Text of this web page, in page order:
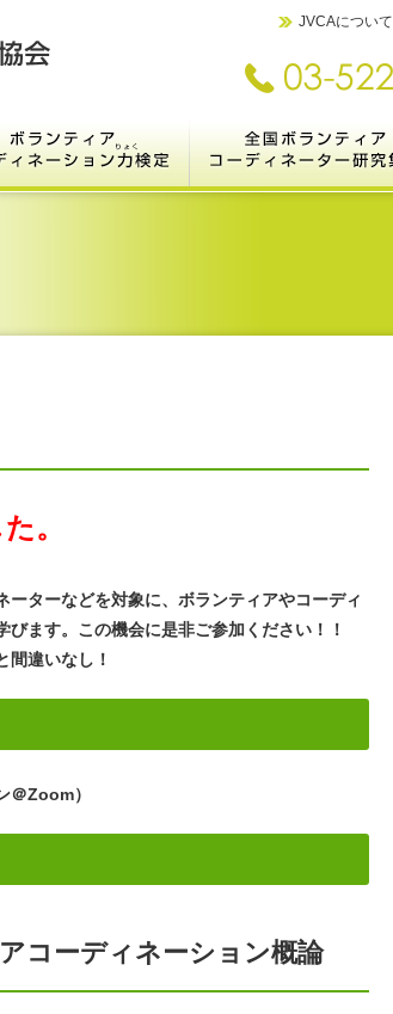
JVCAについて
。
ターなどを対象に、ボランティアやコーディ
ます。 この機会に是非ご参加ください！！
間違いなし！
＠Zoom）
コーディネーション概論